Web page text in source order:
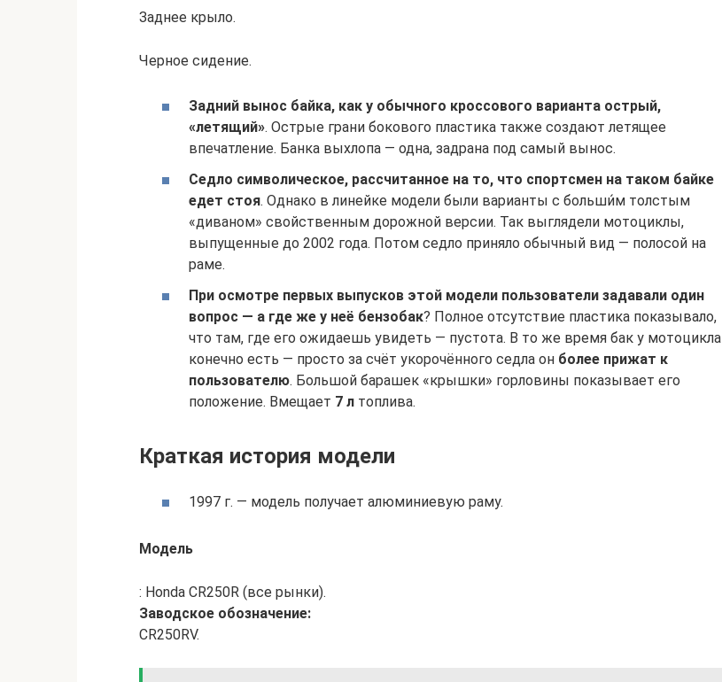
Заднее крыло.
Черное сидение.
Задний вынос байка, как у обычного кроссового варианта острый,
«летящий». Острые грани бокового пластика также создают летящее
впечатление. Банка выхлопа — одна, задрана под самый вынос.
Седло символическое, рассчитанное на то, что спортсмен на таком байке
едет стоя. Однако в линейке модели были варианты с больши́м толстым
«диваном» свойственным дорожной версии. Так выглядели мотоциклы,
выпущенные до 2002 года. Потом седло приняло обычный вид — полосой на
раме.
При осмотре первых выпусков этой модели пользователи задавали один
вопрос — а где же у неё бензобак? Полное отсутствие пластика показывало,
что там, где его ожидаешь увидеть — пустота. В то же время бак у мотоцикла
конечно есть — просто за счёт укорочённого седла он более прижат к
пользователю. Большой барашек «крышки» горловины показывает его
положение. Вмещает 7 л топлива.
Краткая история модели
1997 г. — модель получает алюминиевую раму.
Модель
: Honda CR250R (все рынки).
Заводское обозначение:
CR250RV.